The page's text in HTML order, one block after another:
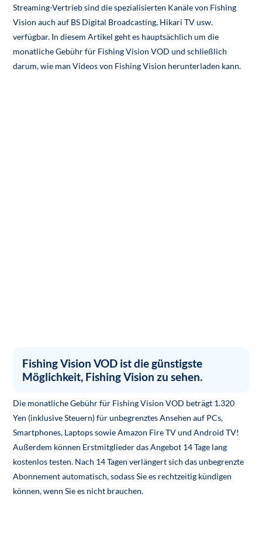
Streaming-Vertrieb sind die spezialisierten Kanäle von Fishing
Vision auch auf BS Digital Broadcasting, Hikari TV usw.
verfügbar. In diesem Artikel geht es hauptsächlich um die
monatliche Gebühr für Fishing Vision VOD und schließlich
darum, wie man Videos von Fishing Vision herunterladen kann.
Fishing Vision VOD ist die günstigste
Möglichkeit, Fishing Vision zu sehen.
Die monatliche Gebühr für Fishing Vision VOD beträgt 1.320
Yen (inklusive Steuern) für unbegrenztes Ansehen auf PCs,
Smartphones, Laptops sowie Amazon Fire TV und Android TV!
Außerdem können Erstmitglieder das Angebot 14 Tage lang
kostenlos testen. Nach 14 Tagen verlängert sich das unbegrenzte
Abonnement automatisch, sodass Sie es rechtzeitig kündigen
können, wenn Sie es nicht brauchen.